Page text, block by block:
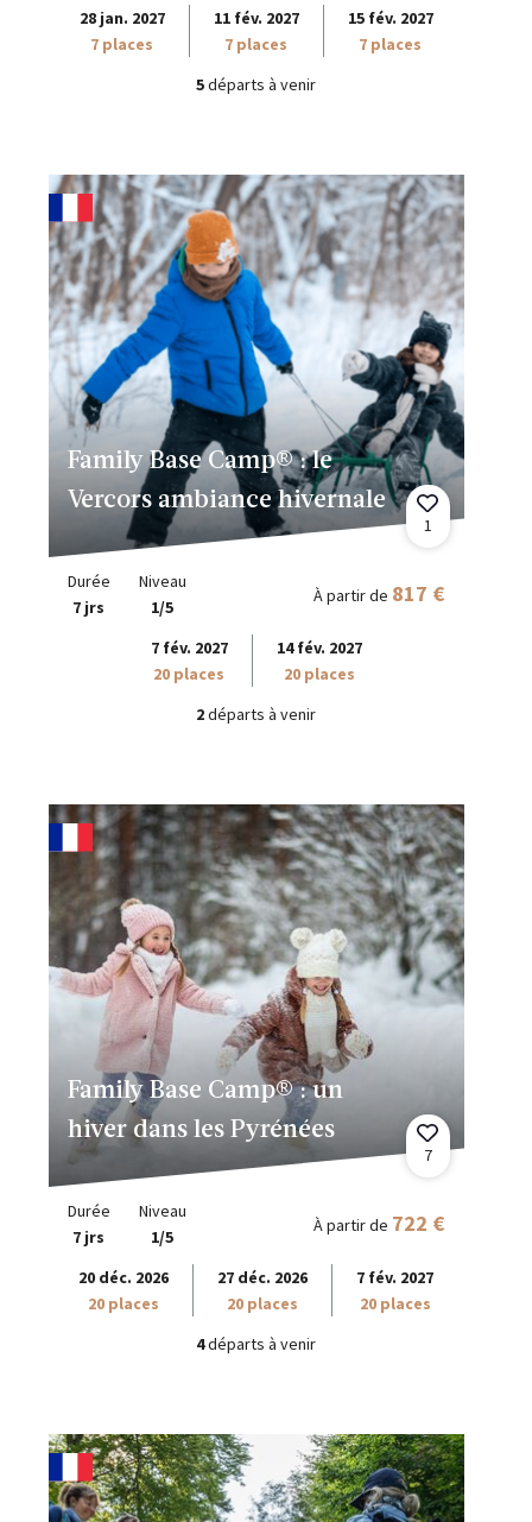
28 jan. 2027
7 places
11 fév. 2027
7 places
15 fév. 2027
7 places
5départs à venir
Family Base Camp® : le
Vercors ambiance hivernale
1
Durée
7 jrs
Niveau
1/5
À partir de 817 €
7 fév. 2027
20 places
14 fév. 2027
20 places
2départs à venir
Family Base Camp® : un
hiver dans les Pyrénées
7
Durée
7 jrs
Niveau
1/5
À partir de 722 €
20 déc. 2026
20 places
27 déc. 2026
20 places
7 fév. 2027
20 places
4départs à venir